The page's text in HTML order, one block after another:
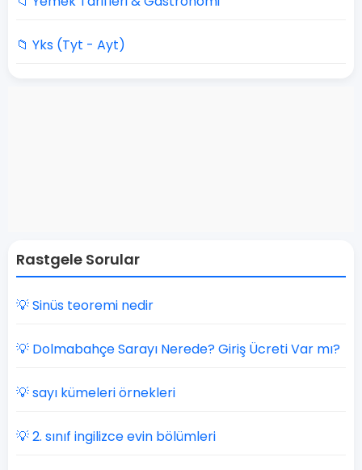
📁 Yks (Tyt - Ayt)
Rastgele Sorular
💡 Sinüs teoremi nedir
💡 Dolmabahçe Sarayı Nerede? Giriş Ücreti Var mı?
💡 sayı kümeleri örnekleri
💡 2. sınıf ingilizce evin bölümleri